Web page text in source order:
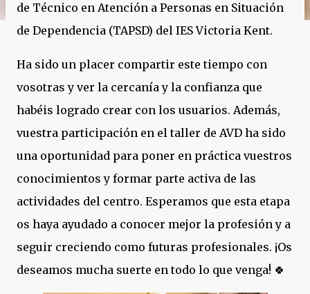
de Técnico en Atención a Personas en Situación
de Dependencia (TAPSD) del IES Victoria Kent.
Ha sido un placer compartir este tiempo con
vosotras y ver la cercanía y la confianza que
habéis logrado crear con los usuarios. Además,
vuestra participación en el taller de AVD ha sido
una oportunidad para poner en práctica vuestros
conocimientos y formar parte activa de las
actividades del centro. Esperamos que esta etapa
os haya ayudado a conocer mejor la profesión y a
seguir creciendo como futuras profesionales. ¡Os
deseamos mucha suerte en todo lo que venga! 🍀